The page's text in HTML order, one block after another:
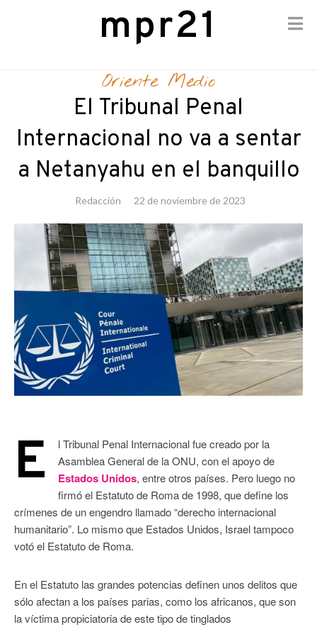
mpr21
Oriente Medio
El Tribunal Penal
Internacional no va a sentar
a Netanyahu en el banquillo
Redacción 22 de noviembre de 2023
E
l Tribunal Penal Internacional fue creado por la
Asamblea General de la ONU, con el apoyo de
Estados Unidos, entre otros países. Pero luego no
firmó el Estatuto de Roma de 1998, que define los
crímenes de un engendro llamado “derecho internacional
humanitario”. Lo mismo que Estados Unidos, Israel tampoco
votó el Estatuto de Roma.
En el Estatuto las grandes potencias definen unos delitos que
sólo afectan a los países parias, como los africanos, que son
la víctima propiciatoria de este tipo de tinglados